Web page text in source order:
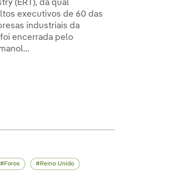
o compromisso da Iberdrola
o compromisso da Iberdrola
reafirma o compromisso da
(ERT), da qual
executivos de 60 das
industriais da
encerrada pelo
Iberdrola recebe principais empresas
Iberdrola recebe principais empresas
Foros Reino Unido